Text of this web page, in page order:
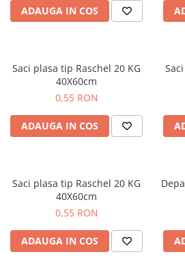
Irigatii
Conducta apa
Tub picurare
Accesorii pentru irigatii
Filtre
Erbicide
Insecticide
Tratament seminte
ADAUGA IN COS
Saci plasa tip Raschel 20 KG
40X60cm
0,55 RON
ADAUGA IN COS
Saci
Saci plasa tip Raschel 20 KG
40X60cm
0,55 RON
ADAUGA IN COS